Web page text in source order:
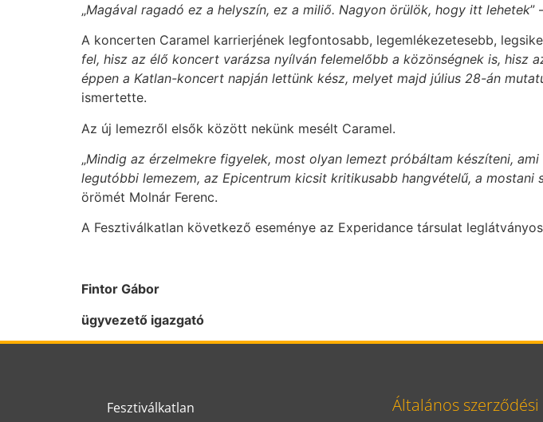
„Magával ragadó ez a helyszín, ez a miliő. Nagyon örülök, hogy itt lehetek”
A koncerten Caramel karrierjének legfontosabb, legemlékezetesebb,
fel, hisz az élő koncert varázsa nyílván felemelőbb a közönségnek is, hisz
éppen a Katlan-koncert napján lettünk kész, melyet majd július 28-án
ismertette.
Az új lemezről elsők között nekünk mesélt Caramel.
„Mindig az érzelmekre figyelek, most olyan lemezt próbáltam készíteni,
legutóbbi lemezem, az Epicentrum kicsit kritikusabb hangvételű, a
örömét Molnár Ferenc.
A Fesztiválkatlan következő eseménye az Experidance társulat
Fintor Gábor
ügyvezető igazgató
Fesztiválkatlan
Általános